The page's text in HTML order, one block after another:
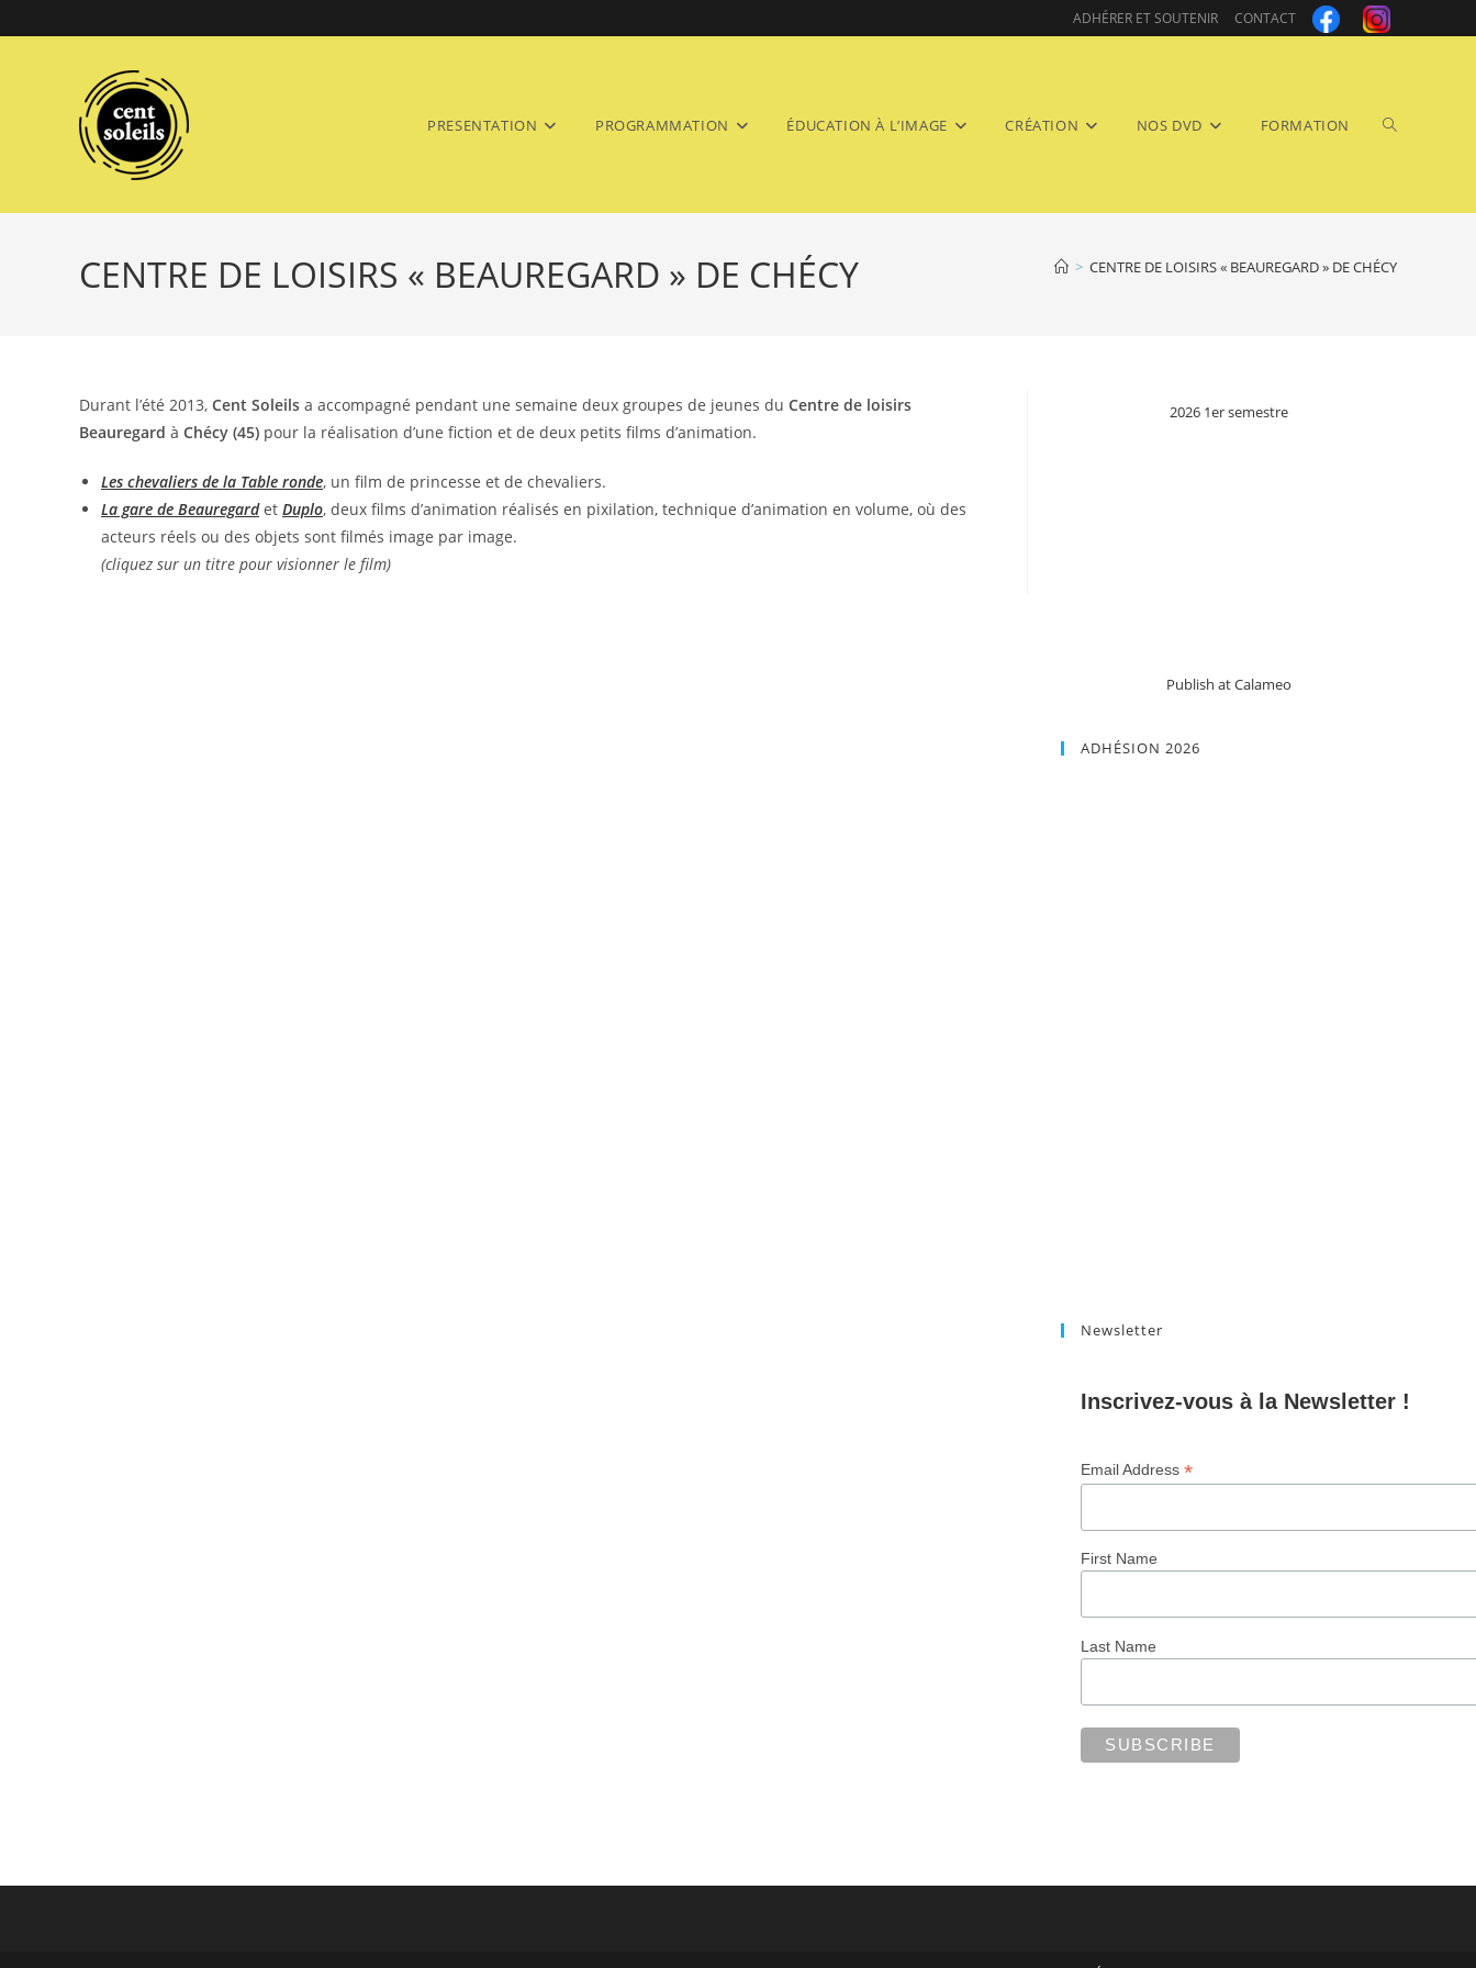
to
ADHÉRER ET SOUTENIR CONTACT
PRESENTATION PROGRAMMATION ÉDUCATION À L’IMAGE CRÉATION NOS DVD FORMATION Toggle
CENTRE DE LOISIRS « BEAUREGARD » DE CHÉCY > CENTRE DE LOISIRS « BEAUREGARD » DE CHÉCY
Durant l’été 2013, Cent Soleils a accompagné pendant une semaine deux groupes de jeunes du Centre de loisirs
Beauregard à Chécy (45) pour la réalisation d’une fiction et de deux petits films d’animation.
Les chevaliers de la Table ronde, un film de princesse et de chevaliers.
La gare de Beauregardet Duplo, deux films d’animation réalisés en pixilation, technique d’animation en volume, où des
acteurs réels ou des objets sont filmés image par image.
(cliquez sur un titre pour visionner le film)
2026 1er semestre
Publish at Calameo
ADHÉSION 2026
Newsletter
Inscrivez-vous à la Newsletter !
Email Address *
First Name
Last Name